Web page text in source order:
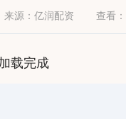
来源：亿润配资 查看：
载完成